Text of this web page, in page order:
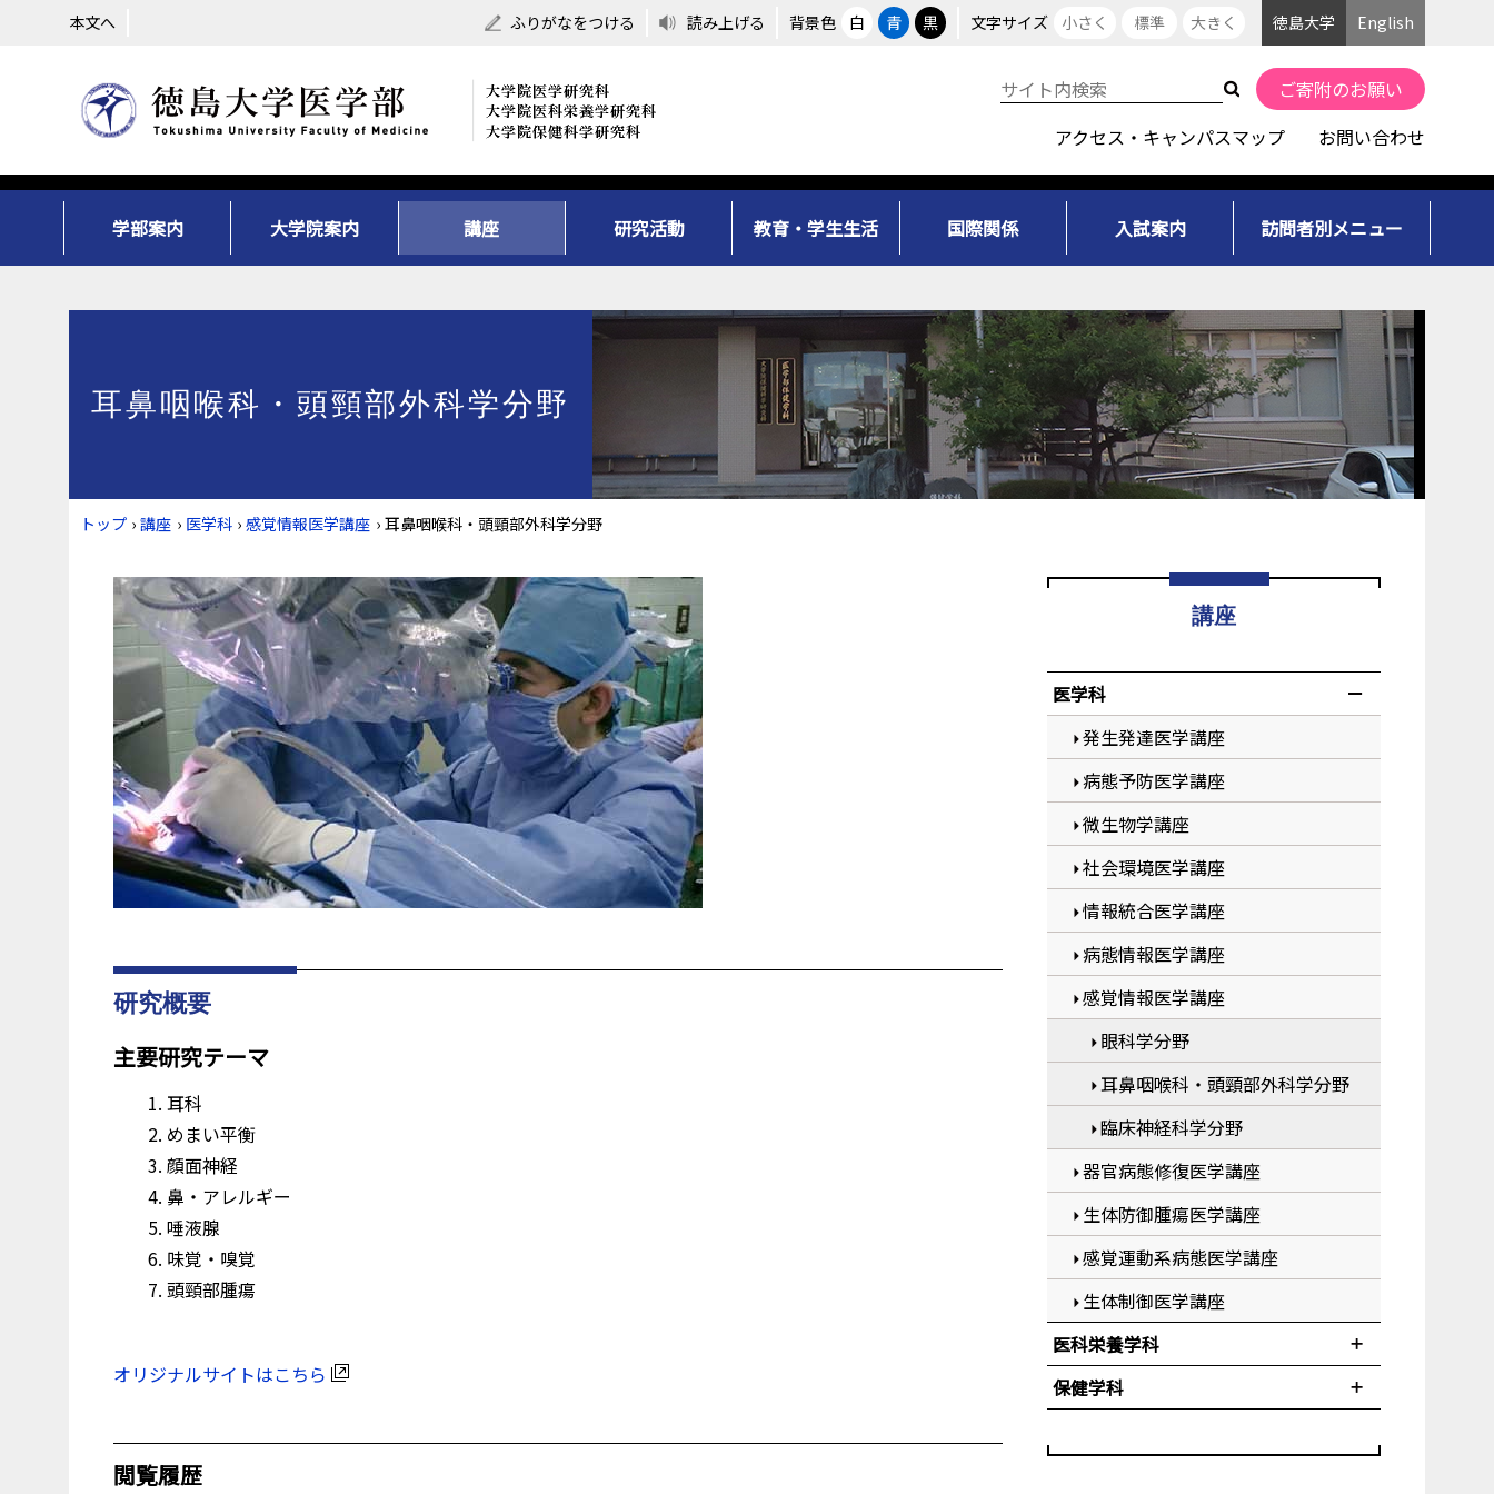
本文へ ふりがなをつける 読み上げる 背景色 白 青 黒 文字サイズ 小さく 標準 大きく 徳島大学 English
ご寄附のお願い
アクセス・キャンパスマップ
お問い合わせ
学部案内 大学院案内 講座 研究活動 教育・学生生活 国際関係 入試案内 訪問者別メニュー
耳鼻咽喉科・頭頸部外科学分野
トップ › 講座 › 医学科 › 感覚情報医学講座 › 耳鼻咽喉科・頭頸部外科学分野
研究概要
主要研究テーマ
耳科
めまい平衡
顔面神経
鼻・アレルギー
唾液腺
味覚・嗅覚
頭頸部腫瘍
オリジナルサイトはこちら
閲覧履歴
講座
医学科
発生発達医学講座
病態予防医学講座
微生物学講座
社会環境医学講座
情報統合医学講座
病態情報医学講座
感覚情報医学講座
眼科学分野
耳鼻咽喉科・頭頸部外科学分野
臨床神経科学分野
器官病態修復医学講座
生体防御腫瘍医学講座
感覚運動系病態医学講座
生体制御医学講座
医科栄養学科
保健学科